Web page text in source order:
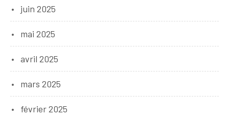
juin 2025
mai 2025
avril 2025
mars 2025
février 2025